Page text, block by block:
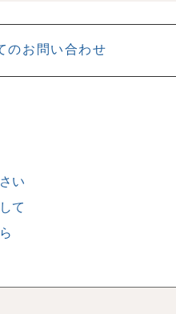
のお問い合わせ
い
て